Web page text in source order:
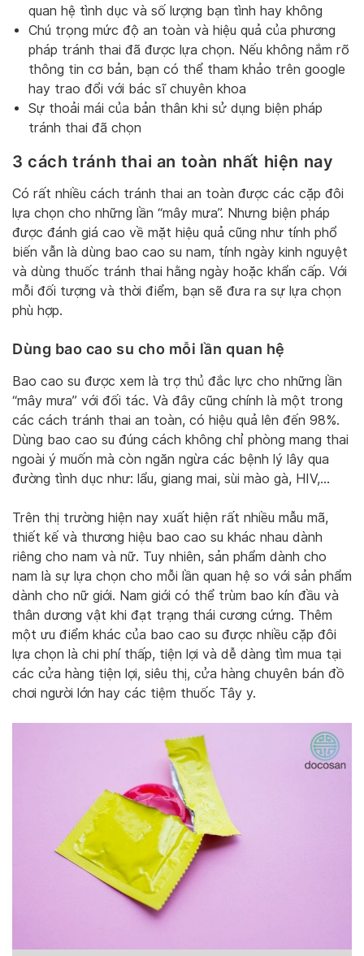
quan hệ tình dục và số lượng bạn tình hay không
Chú trọng mức độ an toàn và hiệu quả của phương
pháp tránh thai đã được lựa chọn. Nếu không nắm rõ
thông tin cơ bản, bạn có thể tham khảo trên google
hay trao đổi với bác sĩ chuyên khoa
Sự thoải mái của bản thân khi sử dụng biện pháp
tránh thai đã chọn
3 cách tránh thai an toàn nhất hiện nay
Có rất nhiều cách tránh thai an toàn được các cặp đôi
lựa chọn cho những lần “mây mưa”. Nhưng biện pháp
được đánh giá cao về mặt hiệu quả cũng như tính phổ
biến vẫn là dùng bao cao su nam, tính ngày kinh nguyệt
và dùng thuốc tránh thai hằng ngày hoặc khẩn cấp. Với
mỗi đối tượng và thời điểm, bạn sẽ đưa ra sự lựa chọn
phù hợp.
Dùng bao cao su cho mỗi lần quan hệ
Bao cao su được xem là trợ thủ đắc lực cho những lần
“mây mưa” với đối tác. Và đây cũng chính là một trong
các cách tránh thai an toàn, có hiệu quả lên đến 98%.
Dùng bao cao su đúng cách không chỉ phòng mang thai
ngoài ý muốn mà còn ngăn ngừa các bệnh lý lây qua
đường tình dục như: lẩu, giang mai, sùi mào gà, HIV,…
Trên thị trường hiện nay xuất hiện rất nhiều mẫu mã,
thiết kế và thương hiệu bao cao su khác nhau dành
riêng cho nam và nữ. Tuy nhiên, sản phẩm dành cho
nam là sự lựa chọn cho mỗi lần quan hệ so với sản phẩm
dành cho nữ giới. Nam giới có thể trùm bao kín đầu và
thân dương vật khi đạt trạng thái cương cứng. Thêm
một ưu điểm khác của bao cao su được nhiều cặp đôi
lựa chọn là chi phí thấp, tiện lợi và dễ dàng tìm mua tại
các cửa hàng tiện lợi, siêu thị, cửa hàng chuyên bán đồ
chơi người lớn hay các tiệm thuốc Tây y.